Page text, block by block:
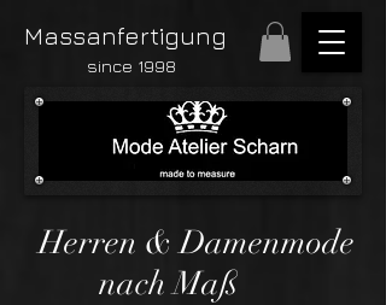
Massanfertigung
since 1998
& Damenmode
nach Maß